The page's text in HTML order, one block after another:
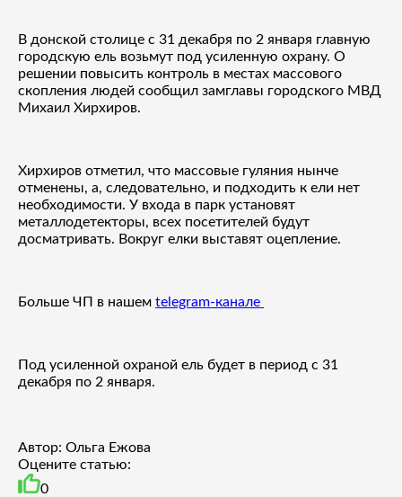
В донской столице с 31 декабря по 2 января главную
городскую ель возьмут под усиленную охрану. О
решении повысить контроль в местах массового
скопления людей сообщил замглавы городского МВД
Михаил Хирхиров.
Хирхиров отметил, что массовые гуляния нынче
отменены, а, следовательно, и подходить к ели нет
необходимости. У входа в парк установят
металлодетекторы, всех посетителей будут
досматривать. Вокруг елки выставят оцепление.
Больше ЧП в нашем telegram-канале
Под усиленной охраной ель будет в период с 31
декабря по 2 января.
Автор: Ольга Ежова
Оцените статью:
0